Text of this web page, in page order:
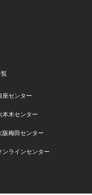
座センター
本木センター
阪梅田センター
ンラインセンター